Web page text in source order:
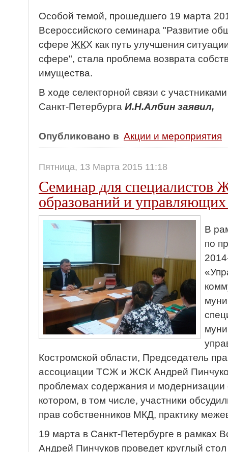
Особой темой, прошедшего 19 марта
Всероссийского семинара "Развитие
сфере ЖКХ как путь улучшения
сфере", стала проблема возврата
имущества.
В ходе селекторной связи с
Санкт-Петербурга И.Н.Албин заявил,
Опубликовано в Акции и мероприятия
Пятница, 13 Марта 2015 11:18
Семинар для
образований и
В
по
Костромской области, Председатель
ассоциации ТСЖ и ЖСК Андрей
проблемах содержания и
котором, в том числе, участники
прав собственников МКД, практику
19 марта в Санкт-Петербурге в рамках
Андрей Пинчуков проведет круглый